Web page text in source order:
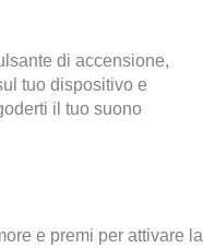
di accensione,
tuo dispositivo e
il tuo suono
e premi per attivare la